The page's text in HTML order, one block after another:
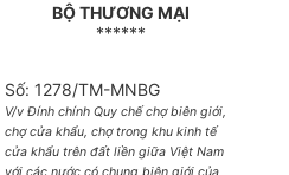
BỘ THƯƠNG MẠI
******
Số: 1278/TM-MNBG
V/v Đính chính Quy chế chợ biên giới,
chợ cửa khẩu, chợ trong khu kinh tế
cửa khẩu trên đất liền giữa Việt Nam